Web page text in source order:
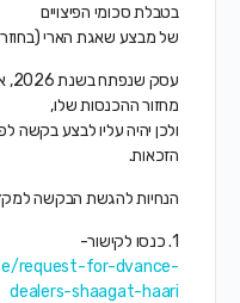
בטבלת סכומי הפיצויים
של מבצע שאגת הארי
מחזור ההכנסות שלו,
ולכן יהיה עליו לבצע בקשה
הזכאות.
הנחיות להגשת הבקשה
1. כנסו לקישור-
request-for-dvance-
dealers-shaagat-haari